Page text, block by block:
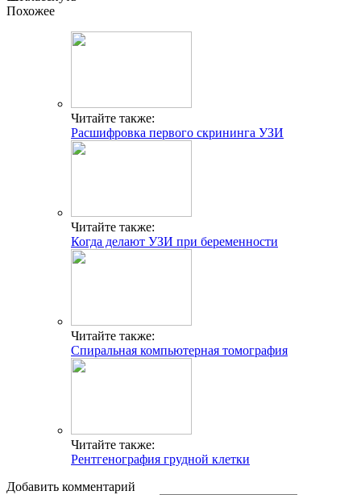
Похожее
Читайте также:
Расшифровка первого скрининга УЗИ
Читайте также:
Когда делают УЗИ при беременности
Читайте также:
Спиральная компьютерная томография
Читайте также:
Рентгенография грудной клетки
Добавить комментарий